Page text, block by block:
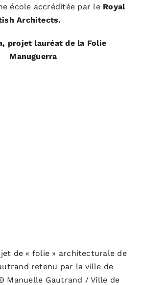
école accréditée par le Royal
Architects.
projet lauréat de la Folie
Manuguerra
de « folie » architecturale de
retenu par la ville de
Manuelle Gautrand / Ville de